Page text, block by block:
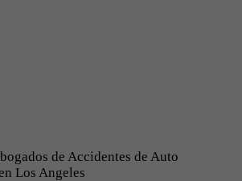
de Accidentes de Auto
Los Angeles